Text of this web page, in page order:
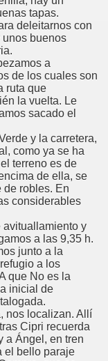
tapas.
deleitarnos con
unos buenos
a
de los cuales son
ruta que
la vuelta. Le
sacado el
y la carretera,
como ya se ha
terreno es de
de ella, se
de robles. En
considerables
avituallamiento y
a las 9,35 h.
junto a la
a los
que No es la
inicial de
nos localizan. Allí
Cipri recuerda
a Ángel, en tren
el bello paraje